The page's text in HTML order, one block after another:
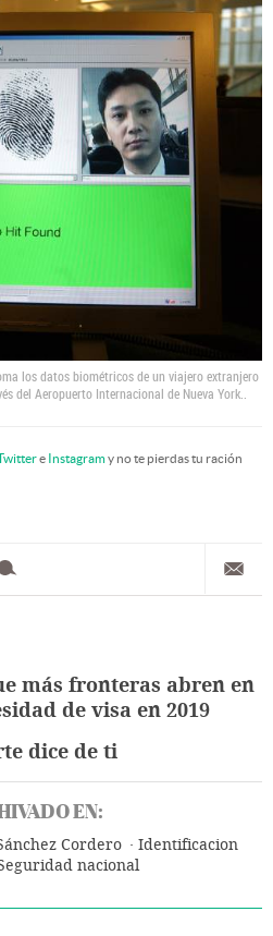
los datos biométricos de un viajero extranjero
del Aeropuerto Internacional de Nueva York..
e Instagramy no te pierdas tu ración
más fronteras abren en
de visa en 2019
dice de ti
EN:
Cordero
Identificacion
nacional